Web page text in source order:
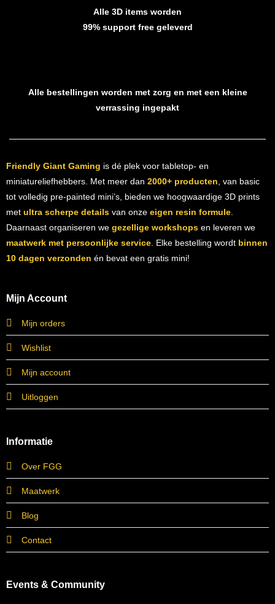
Alle 3D items worden
99% support free geleverd
Alle bestellingen worden met zorg en met een kleine
verrassing ingepakt
Friendly Giant Gaming is dé plek voor tabletop- en
miniatureliefhebbers. Met meer dan 2000+ producten, van basic
tot volledig pre-painted mini’s, bieden we hoogwaardige 3D prints
met ultra scherpe detailsvan onze eigen resin formule.
Daarnaast organiseren we gezellige workshopsen leveren we
maatwerk met persoonlijke service. Elke bestelling wordt binnen
10 dagen verzonden én bevat een gratis mini!
Mijn Account
Mijn orders
Wishlist
Mijn account
Uitloggen
Informatie
Over FGG
Maatwerk
Blog
Contact
Events & Community